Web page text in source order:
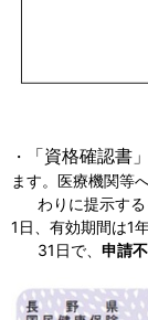
・ 「資格確認書」
ます。医療機関等
わりに提示する
1日、有効期間は1
31日で、 申請